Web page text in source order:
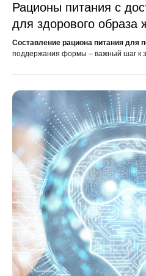
Рационы питания с
для здорового образа
Составление рациона питания для
поддержания формы – важный шаг к